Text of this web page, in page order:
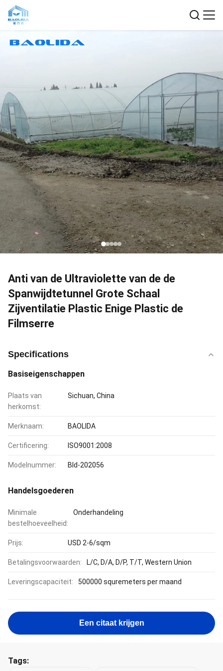
Anti van de Ultraviolette van de de
Spanwijdtetunnel Grote Schaal
Zijventilatie Plastic Enige Plastic de
Filmserre
Specifications
Basiseigenschappen
Plaats van
herkomst:
Sichuan, China
Merknaam: BAOLIDA
Certificering: ISO9001:2008
Modelnummer: Bld-202056
Handelsgoederen
Minimale
bestelhoeveelheid:
Onderhandeling
Prijs: USD 2-6/sqm
Betalingsvoorwaarden: L/C, D/A, D/P, T/T, Western Union
Leveringscapaciteit: 500000 squremeters per maand
Een citaat krijgen
Tags: